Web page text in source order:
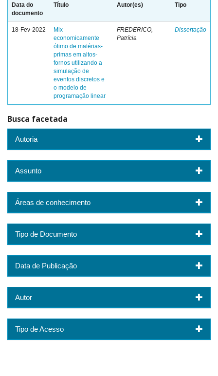
Data do
documento
Título Autor(es) Tipo
18-Fev-2022
Mix
economicamente
ótimo de matérias-
primas em altos-
fornos utilizando a
simulação de
eventos discretos e
o modelo de
programação linear
FREDERICO,
Patrícia
Dissertação
Busca facetada
Autoria
Assunto
Áreas de conhecimento
Tipo de Documento
Data de Publicação
Autor
Tipo de Acesso